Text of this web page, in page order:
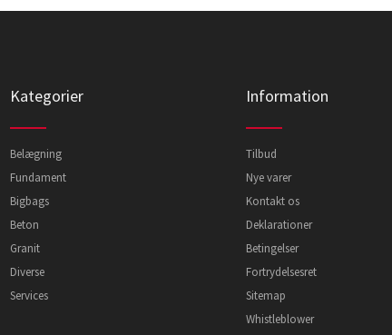
Kategorier
Belægning
Fundament
Bigbags
Beton
Granit
Diverse
Services
Information
Tilbud
Nye varer
Kontakt os
Deklarationer
Betingelser
Fortrydelsesret
Sitemap
Whistleblower